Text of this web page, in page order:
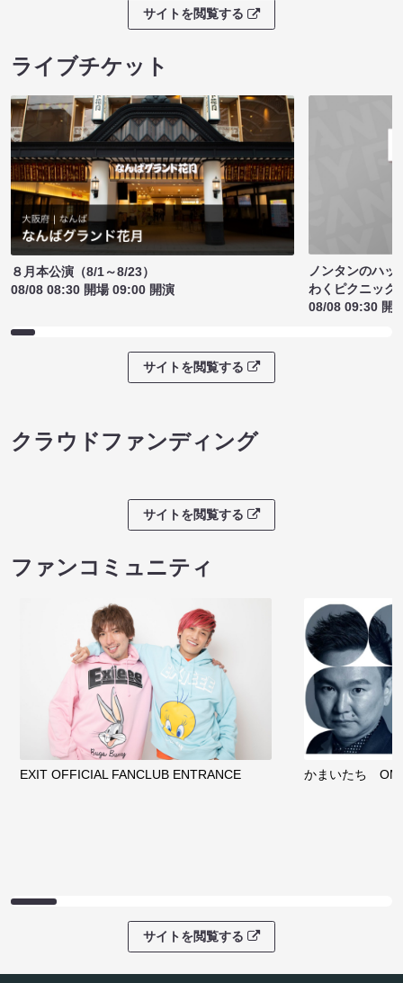
サイトを閲覧する
ライブチケット
８月本公演（8/1～8/23）
08/08 08:30 開場 09:00 開演
ノンタンのハッ
わくピクニック
08/08 09:30 開
サイトを閲覧する
クラウドファンディング
サイトを閲覧する
ファンコミュニティ
EXIT OFFICIAL FANCLUB ENTRANCE かまいたち
サイトを閲覧する